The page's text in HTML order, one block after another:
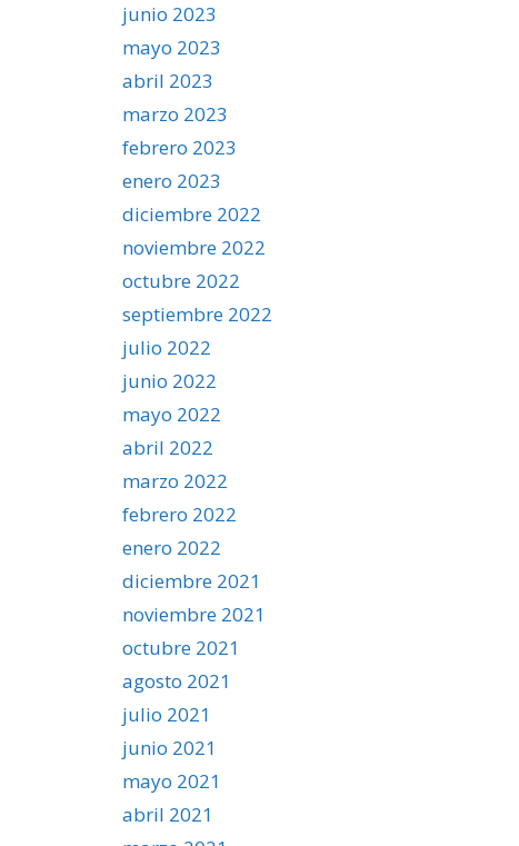
junio 2023
mayo 2023
abril 2023
marzo 2023
febrero 2023
enero 2023
diciembre 2022
noviembre 2022
octubre 2022
septiembre 2022
julio 2022
junio 2022
mayo 2022
abril 2022
marzo 2022
febrero 2022
enero 2022
diciembre 2021
noviembre 2021
octubre 2021
agosto 2021
julio 2021
junio 2021
mayo 2021
abril 2021